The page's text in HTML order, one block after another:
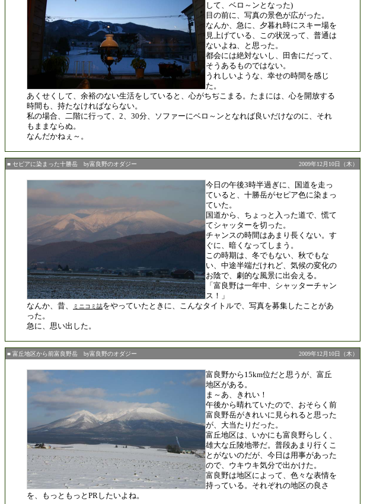
して、ベロ～ンとなった)
目の前に、写真の景色が広がった。
なんか、急に、夕暮れ時にスキー場を
見上げている、この状況って、普通は
ないよね、と思った。
都会には絶対ないし、田舎にだって、
そうあるものではない。
うれしいような、幸せの時間を感じ
た。
あくせくして、余裕のない生活をしていると、心がちぢこまる。たまには、心を開放する
時間も、持たなければならない。
私の場合、二階に行って、2、30分、ソファーにベロ～ンとなれば良いだけなのに、それ
もままならぬ。
なんだかねぇ～。
■ セピアに染まった十勝岳 by富良野のオダジー 2009年12月10日（木）
今日の午後3時半過ぎに、国道を走っ
ていると、十勝岳がセピア色に染まっ
ていた。
国道から、ちょっと入った道で、慌て
てシャッターを切った。
チャンスの時間はあまり長くない。す
ぐに、暗くなってしまう。
この時期は、冬でもない、秋でもな
い、中途半端だけれど、気候の変化の
お陰で、劇的な風景に出会える。
「富良野は一年中、シャッターチャン
ス！」
なんか、昔、
ミニコミ誌をやっていたときに、こんなタイトルで、写真を募集したことがあ
った。
急に、思い出した。
■ 富丘地区から前富良野岳 by富良野のオダジー 2009年12月10日（木）
富良野から15km位だと思うが、富丘
地区がある。
ま～あ、きれい！
午後から晴れていたので、おそらく前
富良野岳がきれいに見られると思った
が、大当たりだった。
富丘地区は、いかにも富良野らしく、
雄大な丘陵地帯だ。普段あまり行くこ
とがないのだが、今日は用事があった
ので、ウキウキ気分で出かけた。
富良野は地区によって、色々な表情を
持っている。それぞれの地区の良さ
を、もっともっとPRしたいよね。